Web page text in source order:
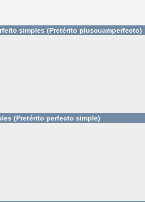
simples (Pretérito pluscuamperfecto)
(Pretérito perfecto simple)